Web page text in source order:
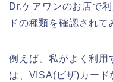
Dr.ケアワンのお店で
ドの種類を確認され
例えば、私がよく利
は、VISA(ビザ)カード